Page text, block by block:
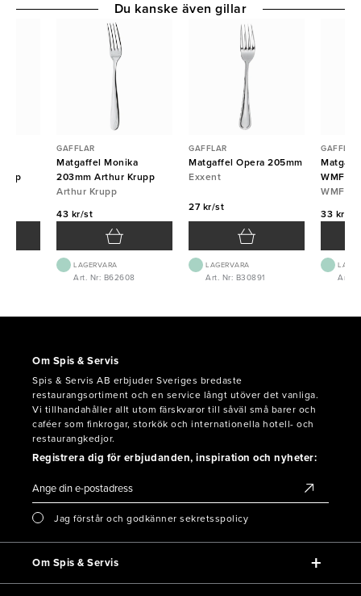
GAFFLAR
Matgaffel Monika
203mm Arthur Krupp
Arthur Krupp
43 kr/st
LAGERVARA
Art. Nr: B62608
GAFFLAR
Matgaffel Opera 205mm
Exxent
27 kr/st
LAGERVARA
Art. Nr: B30891
GAFFLAR
WMF
WMF
33 kr/st
Art.
Du kanske även gillar
Om Spis & Servis
Spis & Servis AB erbjuder Sveriges bredaste
restaurangsortiment och en service långt utöver det vanliga.
Vi tillhandahåller allt utom färskvaror till såväl små barer och
caféer som finkrogar, storkök och internationella hotell- och
restaurangkedjor.
Registrera dig för erbjudanden, inspiration och nyheter:
Jag förstår och godkänner sekretsspolicy
Om Spis & Servis